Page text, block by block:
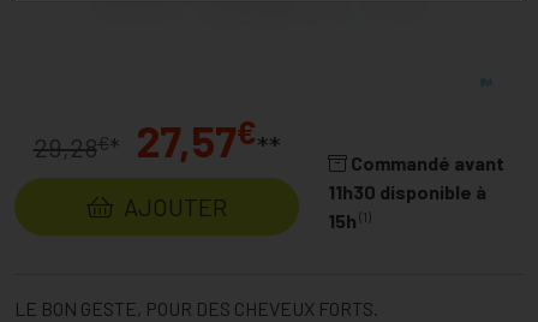
29,28€* 27,57€**
AJOUTER
Commandé avant
11h30 disponible à
15h (1)
LE BON GESTE, POUR DES CHEVEUX FORTS.